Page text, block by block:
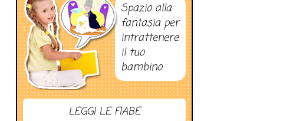
Spazio alla
fantasia per
intrattenere
il tuo
bambino
LEGGI LE FIABE